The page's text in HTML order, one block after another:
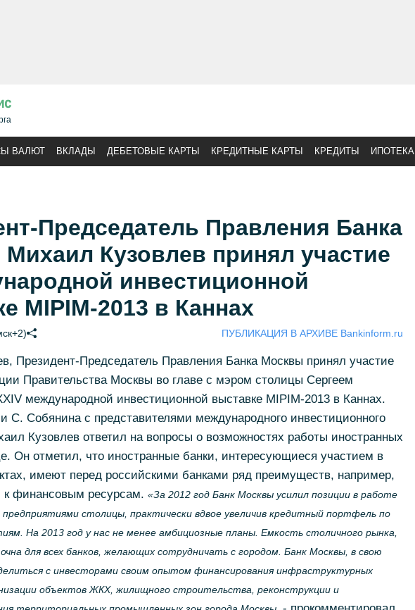
ВАЛЮТ ВКЛАДЫ ДЕБЕТОВЫЕ КАРТЫ КРЕДИТНЫЕ КАРТЫ КРЕДИТЫ ИПОТЕКА
Председатель Правления Банка
Кузовлев принял участие
инвестиционной
MIPIM-2013 в Каннах
ПУБЛИКАЦИЯ В АРХИВЕ Bankinform.ru
Президент-Председатель Правления Банка Москвы принял участие
Правительства Москвы во главе с мэром столицы Сергеем
международной инвестиционной выставке MIPIM-2013 в Каннах.
С. Собянина с представителями международного инвестиционного
Кузовлев ответил на вопросы о возможностях работы иностранных
Он отметил, что иностранные банки, интересующиеся участием в
имеют перед российскими банками ряд преимуществ, например,
к финансовым ресурсам. «За 2012 год Банк Москвы усилил позиции в работе
столицы, практически вдвое увеличив кредитный портфель по
На 2013 год у нас не менее амбициозные планы. Емкость столичного рынка,
для всех банков, желающих сотрудничать с городом. Банк Москвы, в свою
с инвесторами своим опытом финансирования инфраструктурных
объектов ЖКХ, жилищного строительства, реконструкции и